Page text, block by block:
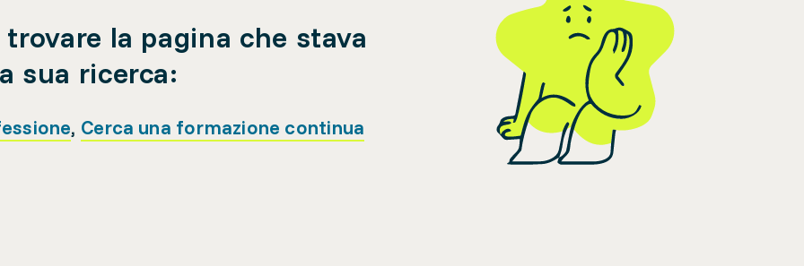
la pagina che stava
sua ricerca:
, Cerca una formazione continua